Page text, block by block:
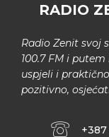
RADIO
Radio Zenit svoj
100.7 FM i
uspjeli i
pozitivno,